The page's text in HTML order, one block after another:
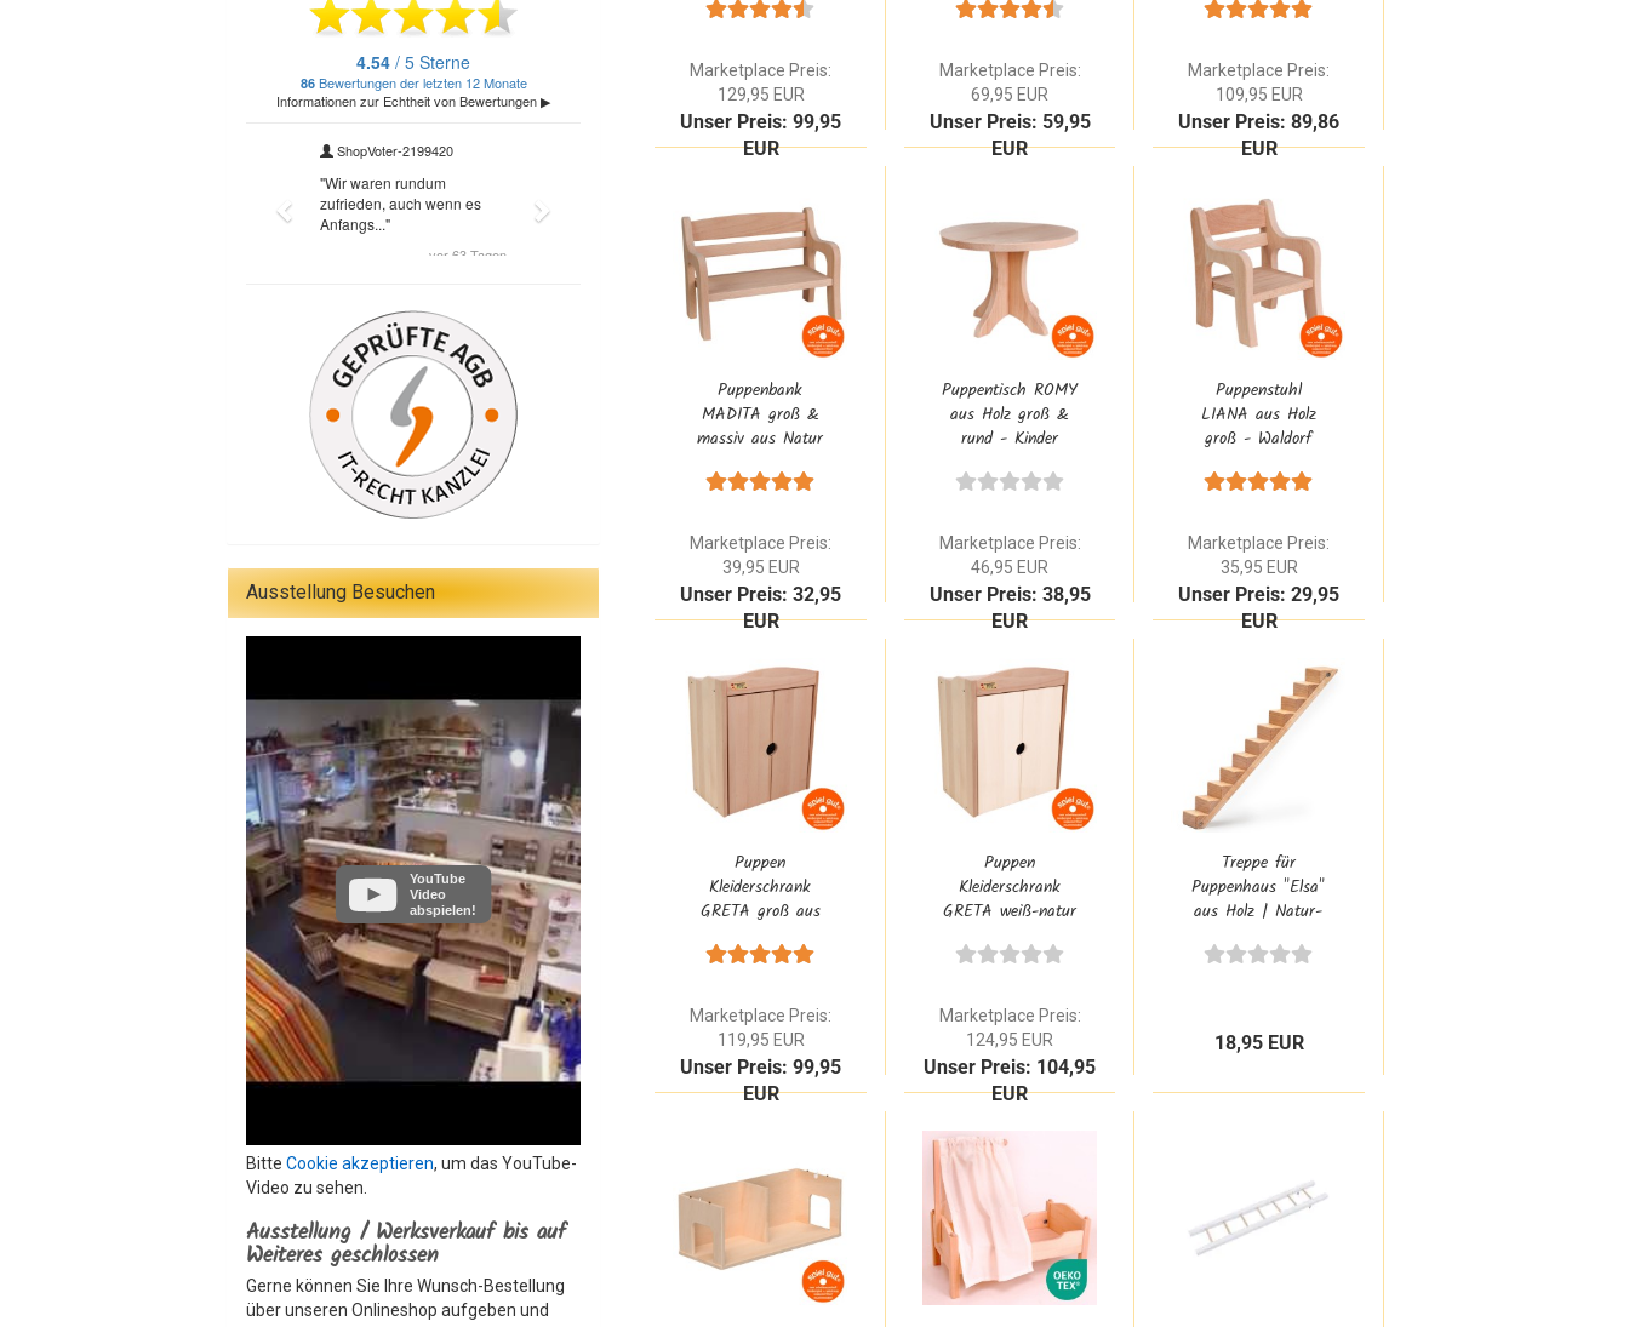
Doppelstock
große Puppen
Marketplace Preis:
129,95 EUR
Unser Preis: 99,95
EUR
| Optional mit
Bettwäsche
Marketplace Preis:
69,95 EUR
Unser Preis: 59,95
EUR
Puppenmöbel Set
Buchenholz
Marketplace Preis:
109,95 EUR
Unser Preis: 89,86
EUR
Puppenbank
MADITA groß &
massiv aus Natur
Marketplace Preis:
39,95 EUR
Unser Preis: 32,95
EUR
Puppentisch ROMY
aus Holz groß &
rund - Kinder
Natur Buchenholz
Marketplace Preis:
46,95 EUR
Unser Preis: 38,95
EUR
Puppenstuhl
LIANA aus Holz
groß - Waldorf
massiv
Marketplace Preis:
35,95 EUR
Unser Preis: 29,95
EUR
Puppen
Kleiderschrank
GRETA groß aus
Waldorf Puppen
Massivholz
Marketplace Preis:
119,95 EUR
Unser Preis: 99,95
EUR
Puppen
Kleiderschrank
GRETA weiß-natur
Puppen Schrank
Marketplace Preis:
124,95 EUR
Unser Preis: 104,95
EUR
Treppe für
Puppenhaus "Elsa"
aus Holz | Natur-
Puppen-Stiege |
18,95 EUR
Ausstellung Besuchen
YouTube
Video
abspielen!
Bitte Cookie akzeptieren, um das YouTube-
Video zu sehen.
Ausstellung / Werksverkauf bis auf
Weiteres geschlossen
Gerne können Sie Ihre Wunsch-Bestellung
über unseren Onlineshop aufgeben und